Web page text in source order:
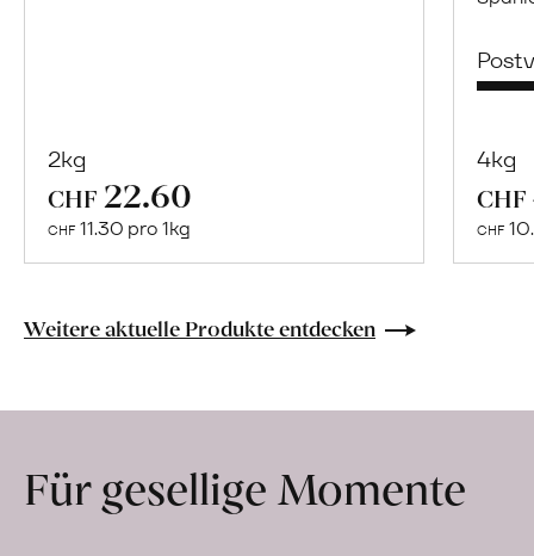
2kg
CHF 22.60
CHF 11.30 pro 1kg
Frische
Maracujas
4kg
CHF
CHF
Weitere aktuelle Produkte entdecken
Für gesellige Momente